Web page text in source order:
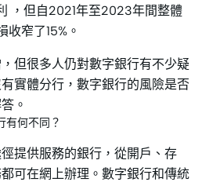
，但自2021年至2023年間整體
窄了15%。
但很多人仍對數字銀行有不少疑
實體分行，數字銀行的風險是否
。
有何不同？
提供服務的銀行，從開戶、存
可在網上辦理。數字銀行和傳統